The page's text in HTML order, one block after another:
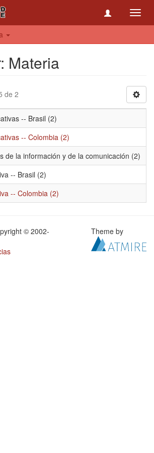
Materia
de 2
-- Brasil (2)
-- Colombia (2)
de la información y de la comunicación (2)
-- Brasil (2)
-- Colombia (2)
© 2002-
Theme by